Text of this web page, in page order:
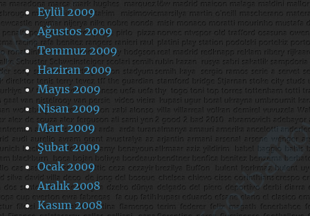
Eylül 2009
Ağustos 2009
Temmuz 2009
Haziran 2009
Mayıs 2009
Nisan 2009
Mart 2009
Şubat 2009
Ocak 2009
Aralık 2008
Kasım 2008